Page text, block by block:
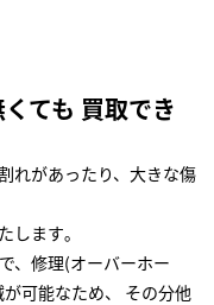
ても 買取でき
れがあったり、大きな傷
します｡
、修理(オーバーホー
可能なため、 その分他